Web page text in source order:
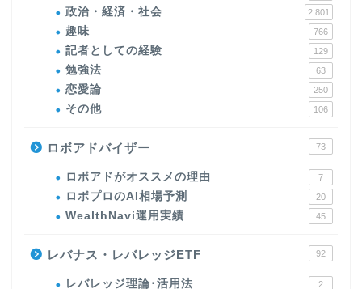
政治・経済・社会 2,801
趣味 766
記者としての経験 129
勉強法 63
恋愛論 250
その他 106
ロボアドバイザー 73
ロボアドがオススメの理由 7
ロボプロのAI相場予測 20
WealthNavi運用実績 45
レバナス・レバレッジETF 92
レバレッジ理論･活用法 2